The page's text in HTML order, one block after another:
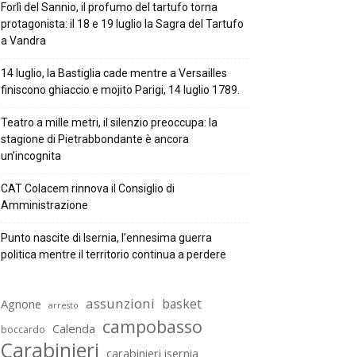
Forlì del Sannio, il profumo del tartufo torna
protagonista: il 18 e 19 luglio la Sagra del Tartufo
a Vandra
14 luglio, la Bastiglia cade mentre a Versailles
finiscono ghiaccio e mojito Parigi, 14 luglio 1789.
Teatro a mille metri, il silenzio preoccupa: la
stagione di Pietrabbondante è ancora
un’incognita
CAT Colacem rinnova il Consiglio di
Amministrazione
Punto nascite di Isernia, l’ennesima guerra
politica mentre il territorio continua a perdere
Agnone arresto assunzioni basket
boccardo Calenda campobasso
Carabinieri carabinieri isernia